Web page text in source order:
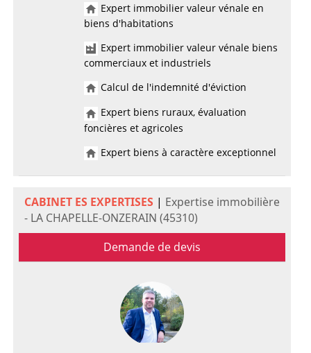
Expert immobilier valeur vénale en
biens d'habitations
Expert immobilier valeur vénale biens
commerciaux et industriels
Calcul de l'indemnité d'éviction
Expert biens ruraux, évaluation
foncières et agricoles
Expert biens à caractère exceptionnel
CABINET ES EXPERTISES | Expertise immobilière
- LA CHAPELLE-ONZERAIN (45310)
Demande de devis